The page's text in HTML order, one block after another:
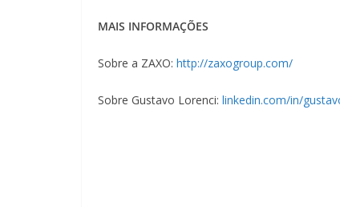
MAIS INFORMAÇÕES
Sobre a ZAXO: http://zaxogroup.com/
Sobre Gustavo Lorenci: linkedin.com/in/